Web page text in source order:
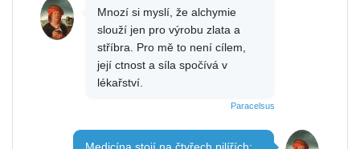
Mnozí si myslí, že alchymie
slouží jen pro výrobu zlata a
stříbra. Pro mě to není cílem,
její ctnost a síla spočívá v
lékařství.
Paracelsus